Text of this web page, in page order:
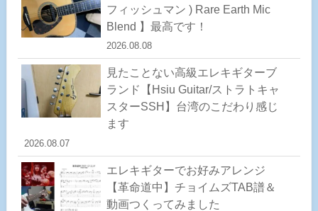
フィッシュマン ) Rare Earth Mic
Blend 】最高です！
2026.08.08
見たことない高級エレキギターブ
ランド【Hsiu Guitar/ストラトキャ
スターSSH】台湾のこだわり感じ
ます
2026.08.07
エレキギターでお好みアレンジ
【革命道中】チョイムズTAB譜＆
動画つくってみました